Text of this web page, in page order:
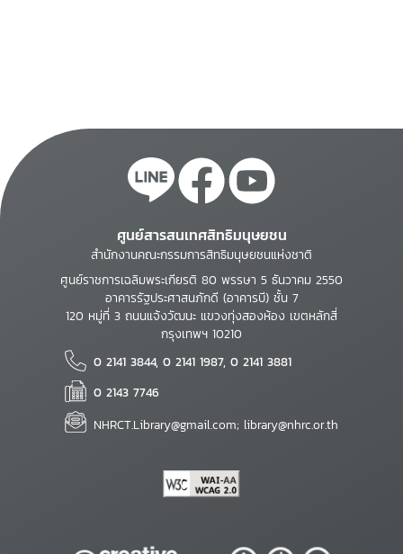
ศูนย์สารสนเทศสิทธิมนุษยชน
สำนักงานคณะกรรมการสิทธิมนุษยชนแห่งชาติ
ศูนย์ราชการเฉลิมพระเกียรติ 80 พรรษา 5 ธันวาคม 2550
อาคารรัฐประศาสนภักดี (อาคารบี) ชั้น 7
120 หมู่ที่ 3 ถนนแจ้งวัฒนะ แขวงทุ่งสองห้อง เขตหลักสี่
กรุงเทพฯ 10210
0 2141 3844, 0 2141 1987, 0 2141 3881
0 2143 7746
NHRCT.Library@gmail.com; library@nhrc.or.th